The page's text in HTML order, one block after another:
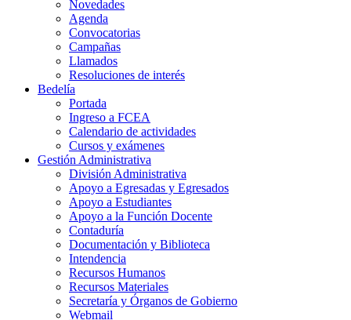
Novedades
Agenda
Convocatorias
Campañas
Llamados
Resoluciones de interés
Bedelía
Portada
Ingreso a FCEA
Calendario de actividades
Cursos y exámenes
Gestión Administrativa
División Administrativa
Apoyo a Egresadas y Egresados
Apoyo a Estudiantes
Apoyo a la Función Docente
Contaduría
Documentación y Biblioteca
Intendencia
Recursos Humanos
Recursos Materiales
Secretaría y Órganos de Gobierno
Webmail